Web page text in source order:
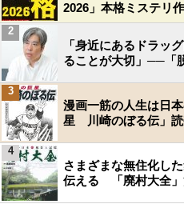
2026」本格ミステリ
「身近にあるドラッ
ることが大切」──「
2
漫画一筋の人生は日
星 川崎のぼる伝」読
3
さまざまな無住化し
伝える 「廃村大全」
4